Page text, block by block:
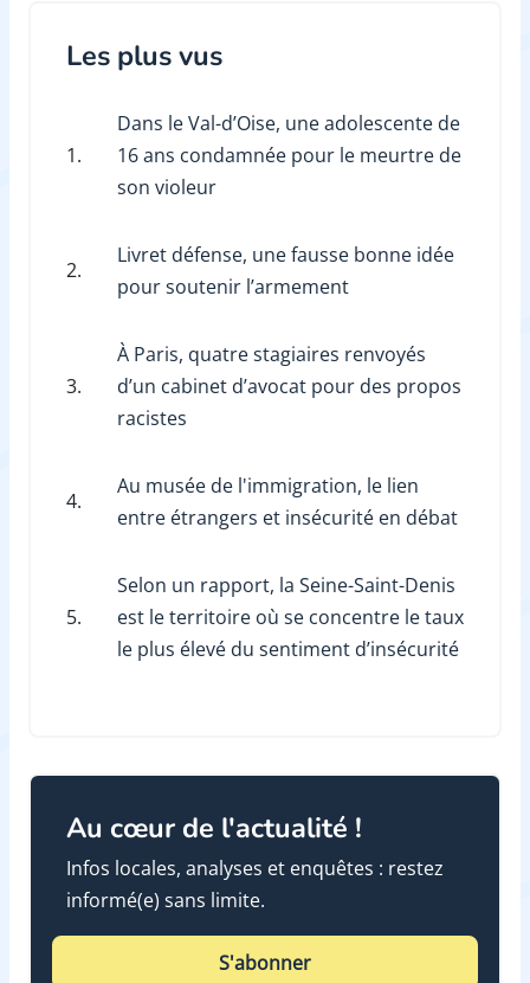
Les plus vus
1.
Dans le Val-d’Oise, une adolescente de
16 ans condamnée pour le meurtre de
son violeur
2.
Livret défense, une fausse bonne idée
pour soutenir l’armement
3.
À Paris, quatre stagiaires renvoyés
d’un cabinet d’avocat pour des propos
racistes
4.
Au musée de l'immigration, le lien
entre étrangers et insécurité en débat
5.
Selon un rapport, la Seine-Saint-Denis
est le territoire où se concentre le taux
le plus élevé du sentiment d’insécurité
Au cœur de l'actualité !
Infos locales, analyses et enquêtes : restez
informé(e) sans limite.
S'abonner